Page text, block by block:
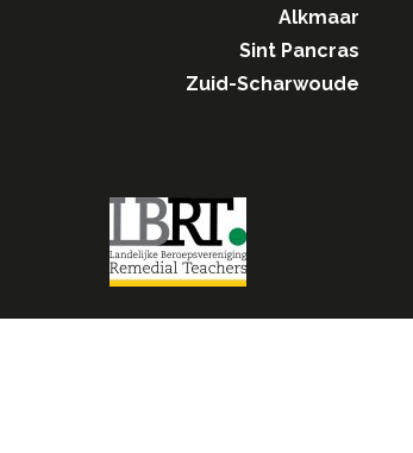
Alkmaar
Sint Pancras
Zuid-Scharwoude